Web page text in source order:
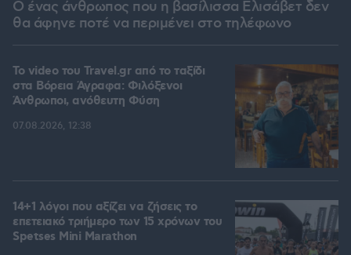
Ο ένας άνθρωπος που η βασίλισσα Ελισάβετ δεν
θα άφηνε ποτέ να περιμένει στο τηλέφωνο
To video του Travel.gr από το ταξίδι
στα Βόρεια Άγραφα: Φιλόξενοι
Άνθρωποι, ανόθευτη Φύση
07.08.2026, 12:38
14+1 λόγοι που αξίζει να ζήσεις το
επετειακό τριήμερο των 15 χρόνων του
Spetses Mini Marathon